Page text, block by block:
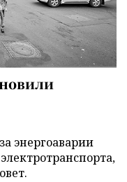
энергоаварии